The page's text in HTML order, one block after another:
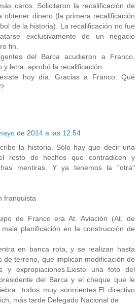
caros. Solicitaron la recalificación de
obtener dinero (la primera recalificación
de la historia). La recalificación no fue
exclusivamente de un negacio
fin.
del Barca acudieron a Franco,
y letra, aprobó la recalificación.
hoy día. Gracias a Franco. Qué
de 2014 a las 12:54
la historia. Sólo hay que decir una
resto de hechos que contradicen y
mentiras. Y ya tenemos la "otra"
franquista
de Franco era At. Aviación (At. de
planificación en la construcción de
en banca rota, y se realizan hasta
de terreno, que implican modificación de
y expropiaciones.Existe una foto del
del Barca y el cheque que le
todos muy sonrrientes.El directivo
más tarde Delegado Nacional de